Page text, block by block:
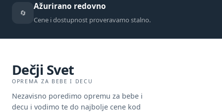
🔄
Ažurirano redovno
Cene i dostupnost proveravamo stalno.
Dečji Svet
OPREMA ZA BEBE I DECU
Nezavisno poredimo opremu za bebe i
decu i vodimo te do najbolje cene kod